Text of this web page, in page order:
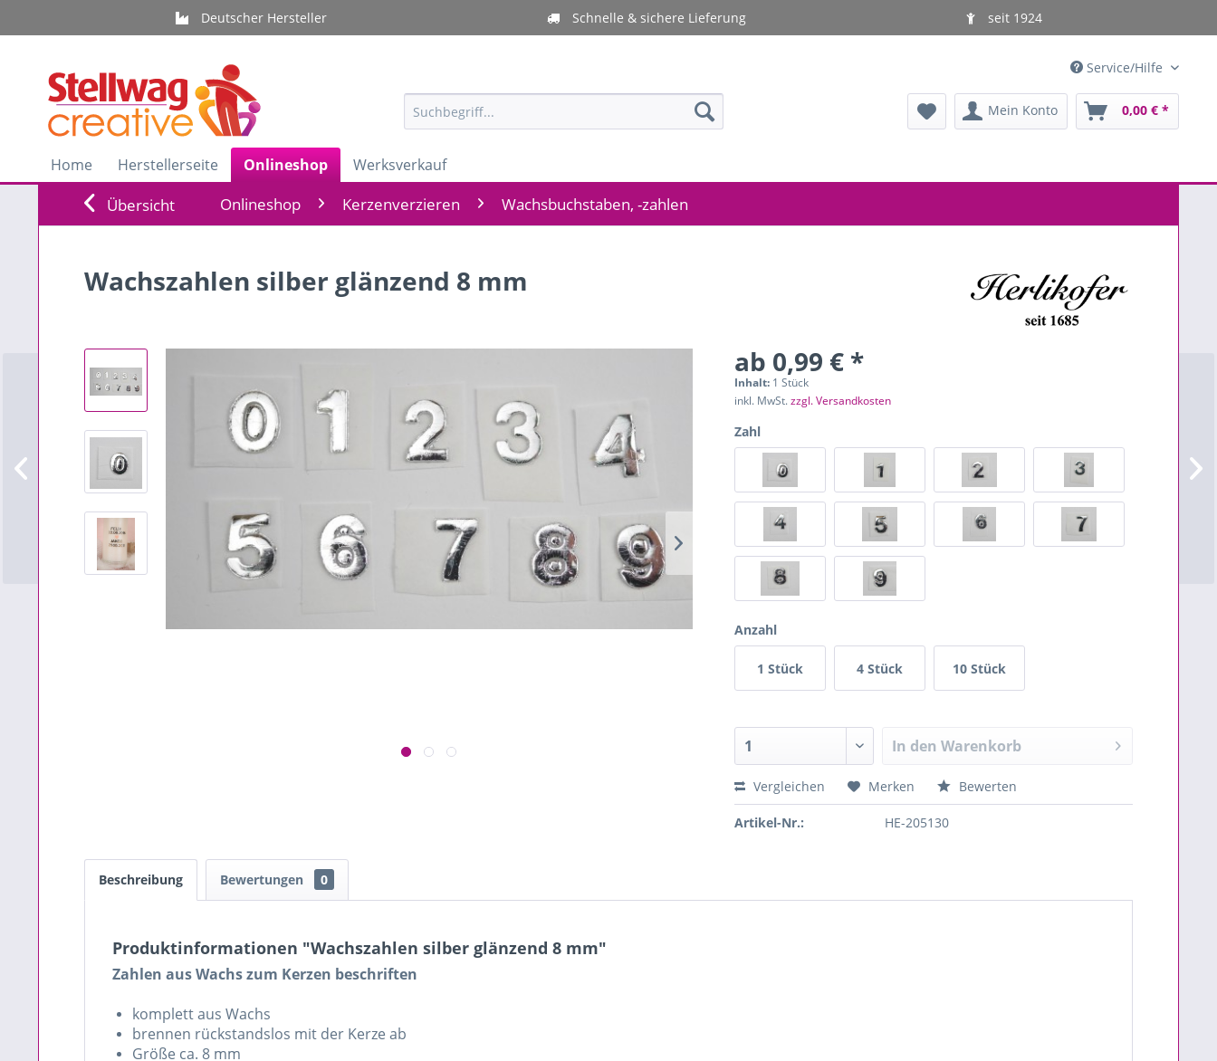
Deutscher Hersteller Schnelle & sichere Lieferung seit 1924
Service/Hilfe
Mein Konto 0,00 € *
Home Herstellerseite Onlineshop Werksverkauf
Übersicht Onlineshop Kerzenverzieren Wachsbuchstaben, -zahlen
Wachszahlen silber glänzend 8 mm
ab 0,99 € *
Inhalt: 1 Stück
inkl. MwSt.zzgl. Versandkosten
Zahl
Anzahl
1 Stück 4 Stück 10 Stück
In den Warenkorb
Vergleichen Merken Bewerten
Artikel-Nr.: HE-205130
Beschreibung Bewertungen 0
Produktinformationen "Wachszahlen silber glänzend 8 mm"
Zahlen aus Wachs zum Kerzen beschriften
komplett aus Wachs
brennen rückstandslos mit der Kerze ab
Größe ca. 8 mm